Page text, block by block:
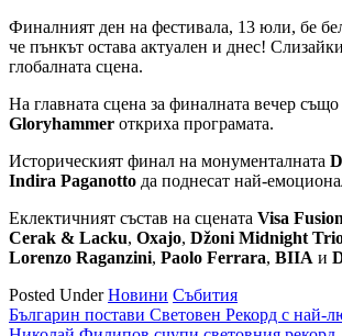
Финалният ден на фестивала, 13 юли, бе
че пънкът остава актуален и днес!
глобалната сцена.
На главната сцена за финалната вечер
Gloryhammer откриха програмата.
Историческият финал на монументалната
Indira Paganotto да поднесат най-
Еклектичният състав на сцената Visa Fusion
Cerak & Lacku, Oxajo, Džoni Midnight
Lorenzo Raganzini, Paolo Ferrara, BIIA и
Posted UnderНовини Събития
Навигация
Българин постави Световен Рекорд с най-